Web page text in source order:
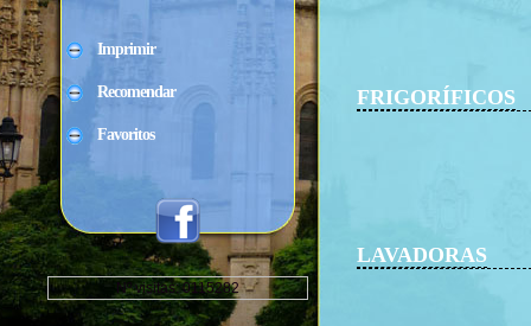
Imprimir
Recomendar
Favoritos
Nº visitas: 0115282
FRIGORÍFICOS
LAVADORAS